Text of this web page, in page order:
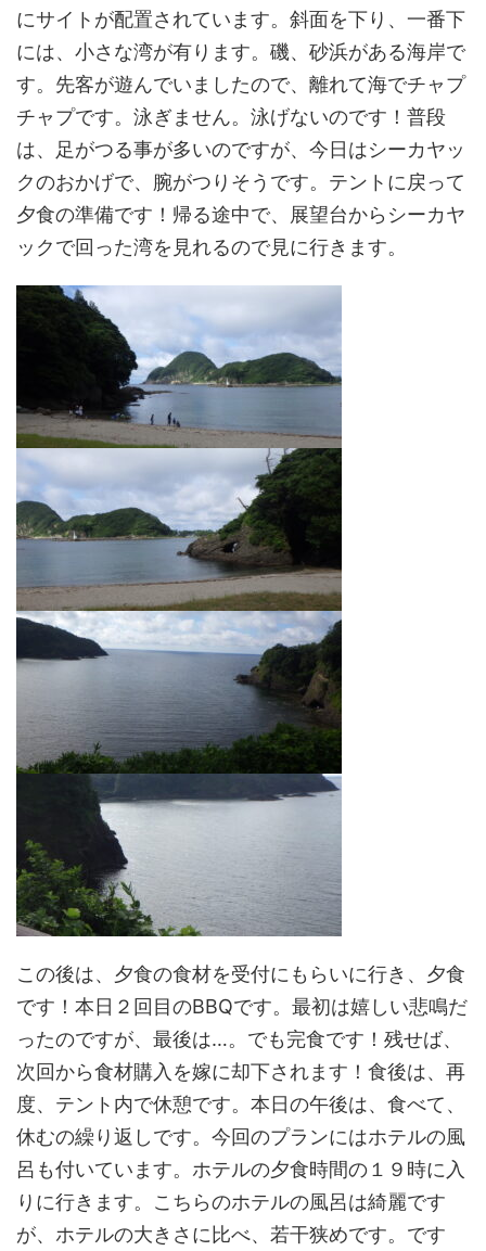
にサイトが配置されています。斜面を下り、一番下
には、小さな湾が有ります。磯、砂浜がある海岸で
す。先客が遊んでいましたので、離れて海でチャプ
チャプです。泳ぎません。泳げないのです！普段
は、足がつる事が多いのですが、今日はシーカヤッ
クのおかげで、腕がつりそうです。テントに戻って
夕食の準備です！帰る途中で、展望台からシーカヤ
ックで回った湾を見れるので見に行きます。
この後は、夕食の食材を受付にもらいに行き、夕食
です！本日２回目のBBQです。最初は嬉しい悲鳴だ
ったのですが、最後は…。でも完食です！残せば、
次回から食材購入を嫁に却下されます！食後は、再
度、テント内で休憩です。本日の午後は、食べて、
休むの繰り返しです。今回のプランにはホテルの風
呂も付いています。ホテルの夕食時間の１９時に入
りに行きます。こちらのホテルの風呂は綺麗です
が、ホテルの大きさに比べ、若干狭めです。です